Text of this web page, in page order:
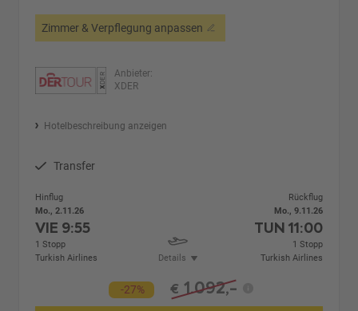
Zimmer & Verpflegung anpassen
Anbieter:
XDER
Hotelbeschreibung anzeigen
Transfer
Hinflug
Mo., 2.11.26
VIE 9:55
1 Stopp
Turkish Airlines
Details
Rückflug
Mo., 9.11.26
TUN 11:00
1 Stopp
Turkish Airlines
-27% € 1.092,-